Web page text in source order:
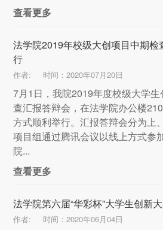
查看更多
法学院2019年校级大创项目中期
行
作者: 时间：2020年07月20日
7月1日，我院2019年度校级大学
查汇报答辩会，在法学院办公楼
方式顺利举行。汇报答辩会分为上
项目组通过腾讯会议以线上方式参
院...
查看更多
法学院第六届“华彩杯”大学生创新
作者: 时间：2020年06月04日